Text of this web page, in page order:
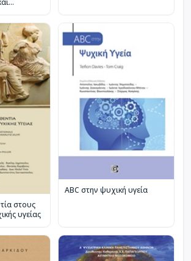
νηπιακής
στους
υγείας
ABC στην ψυχική υγεία